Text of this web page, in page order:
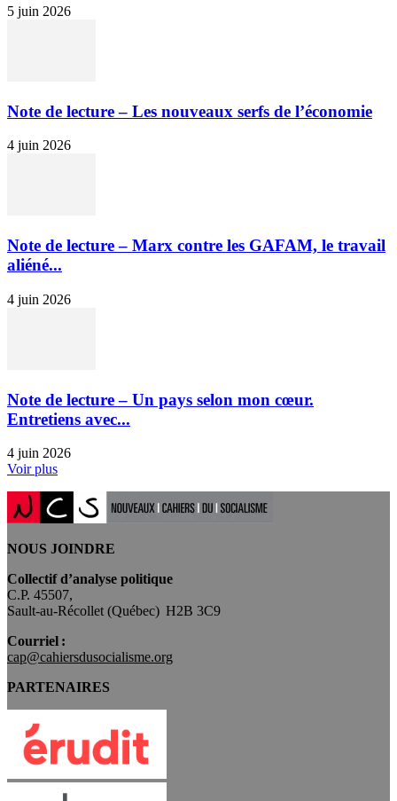
5 juin 2026
Note de lecture – Les nouveaux serfs de l’économie
4 juin 2026
Note de lecture – Marx contre les GAFAM, le travail
aliéné...
4 juin 2026
Note de lecture – Un pays selon mon cœur.
Entretiens avec...
4 juin 2026
Voir plus
NOUS JOINDRE
Collectif d’analyse politique
C.P. 45507,
Sault-au-Récollet (Québec) H2B 3C9
Courriel :
cap@cahiersdusocialisme.org
PARTENAIRES